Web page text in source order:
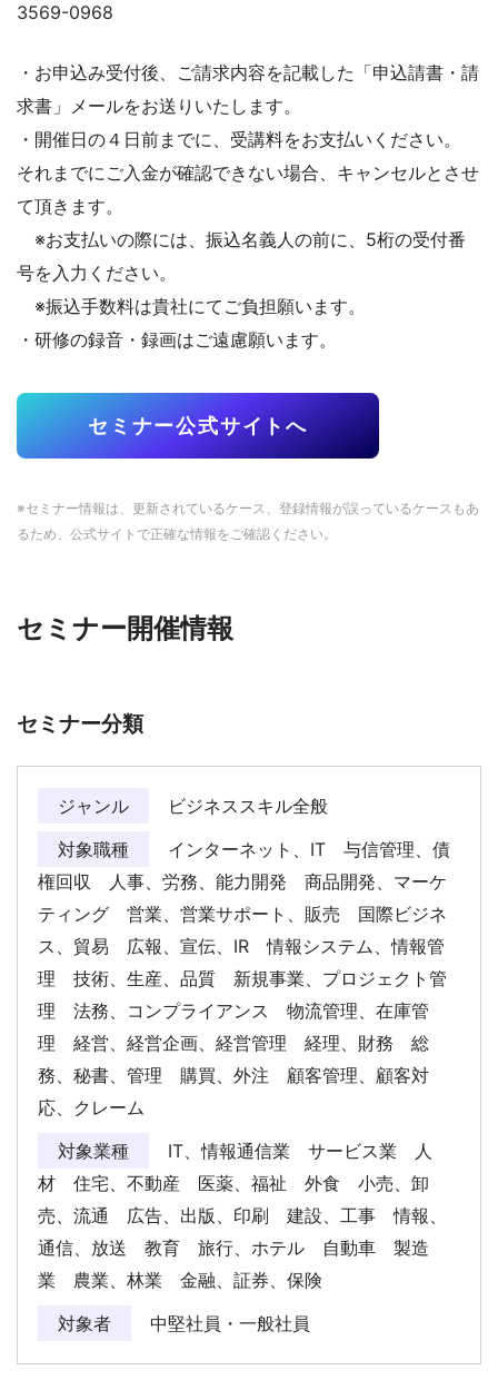
3569-0968
・お申込み受付後、ご請求内容を記載した「申込請書・請
求書」メールをお送りいたします。
・開催日の４日前までに、受講料をお支払いください。
それまでにご入金が確認できない場合、キャンセルとさせ
て頂きます。
※お支払いの際には、振込名義人の前に、5桁の受付番
号を入力ください。
※振込手数料は貴社にてご負担願います。
・研修の録音・録画はご遠慮願います。
セミナー公式サイトへ
※セミナー情報は、更新されているケース、登録情報が誤っているケースもあ
るため、公式サイトで正確な情報をご確認ください。
セミナー開催情報
セミナー分類
ジャンル
ビジネススキル全般
対象職種
インターネット、IT 与信管理、債
権回収 人事、労務、能力開発 商品開発、マーケ
ティング 営業、営業サポート、販売 国際ビジネ
ス、貿易 広報、宣伝、IR 情報システム、情報管
理 技術、生産、品質 新規事業、プロジェクト管
理 法務、コンプライアンス 物流管理、在庫管
理 経営、経営企画、経営管理 経理、財務 総
務、秘書、管理 購買、外注 顧客管理、顧客対
応、クレーム
対象業種
IT、情報通信業 サービス業 人
材 住宅、不動産 医薬、福祉 外食 小売、卸
売、流通 広告、出版、印刷 建設、工事 情報、
通信、放送 教育 旅行、ホテル 自動車 製造
業 農業、林業 金融、証券、保険
対象者
中堅社員・一般社員